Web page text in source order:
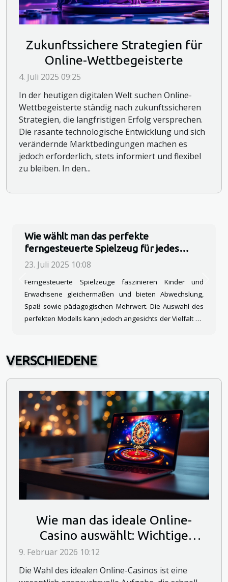
Zukunftssichere Strategien für
Online-Wettbegeisterte
4. Juli 2025 09:25
In der heutigen digitalen Welt suchen Online-
Wettbegeisterte ständig nach zukunftssicheren
Strategien, die langfristigen Erfolg versprechen.
Die rasante technologische Entwicklung und sich
verändernde Marktbedingungen machen es
jedoch erforderlich, stets informiert und flexibel
zu bleiben. In den...
Wie wählt man das perfekte
ferngesteuerte Spielzeug für jedes
Alter?
23. Juli 2025 10:08
Ferngesteuerte Spielzeuge faszinieren Kinder und
Erwachsene gleichermaßen und bieten Abwechslung,
Spaß sowie pädagogischen Mehrwert. Die Auswahl des
perfekten Modells kann jedoch angesichts der Vielfalt an
erfährst du, wie sich das ideale ferngesteuerte Spielzeug
für unterschiedliche Altersstufen bestimmen lässt und
worauf bei der Kaufentscheidung zu achten ist – so wird
das Spielerlebnis zu einem echten Erfolg. Altersgerechte
Auswahl treffen Beim Kauf von ferngesteuertem
Spielzeug ist es...
Previous
VERSCHIEDENE
Wie man das ideale Online-
Casino auswählt: Wichtige
Entscheidungsfaktoren
9. Februar 2026 10:12
Die Wahl des idealen Online-Casinos ist eine